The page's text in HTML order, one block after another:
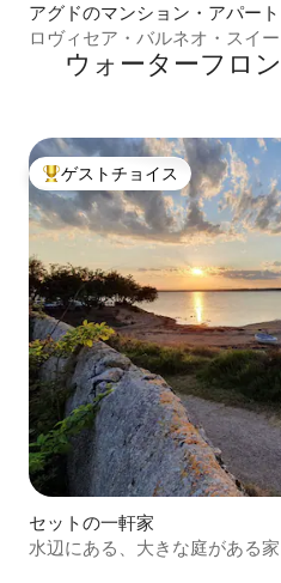
アグドのマンション・アパート
ロヴィセア・バルネオ・スイ
ウォーターフロ
大好評のゲストチョイスです。
ゲストチョイス
セットの一軒家
水辺にある、大きな庭がある家